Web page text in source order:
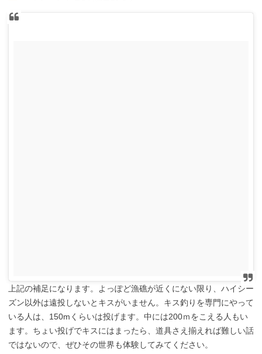
上記の補足になります。よっぽど漁礁が近くにない限り、ハイシー
ズン以外は遠投しないとキスがいません。キス釣りを専門にやって
いる人は、150mくらいは投げます。中には200ｍをこえる人もい
ます。ちょい投げでキスにはまったら、道具さえ揃えれば難しい話
ではないので、ぜひその世界も体験してみてください。